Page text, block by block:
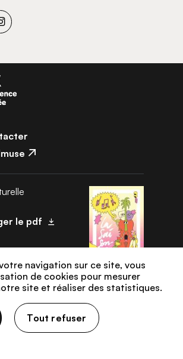
Instagram
le pdf
cookies
Mentions légales
: non conforme (audit en cours)
navigation sur ce site, vous
de cookies pour mesurer
site et réaliser des statistiques.
Tout refuser